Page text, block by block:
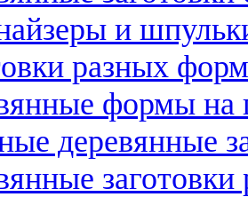
и
разных
формы на
деревянные
заготовки